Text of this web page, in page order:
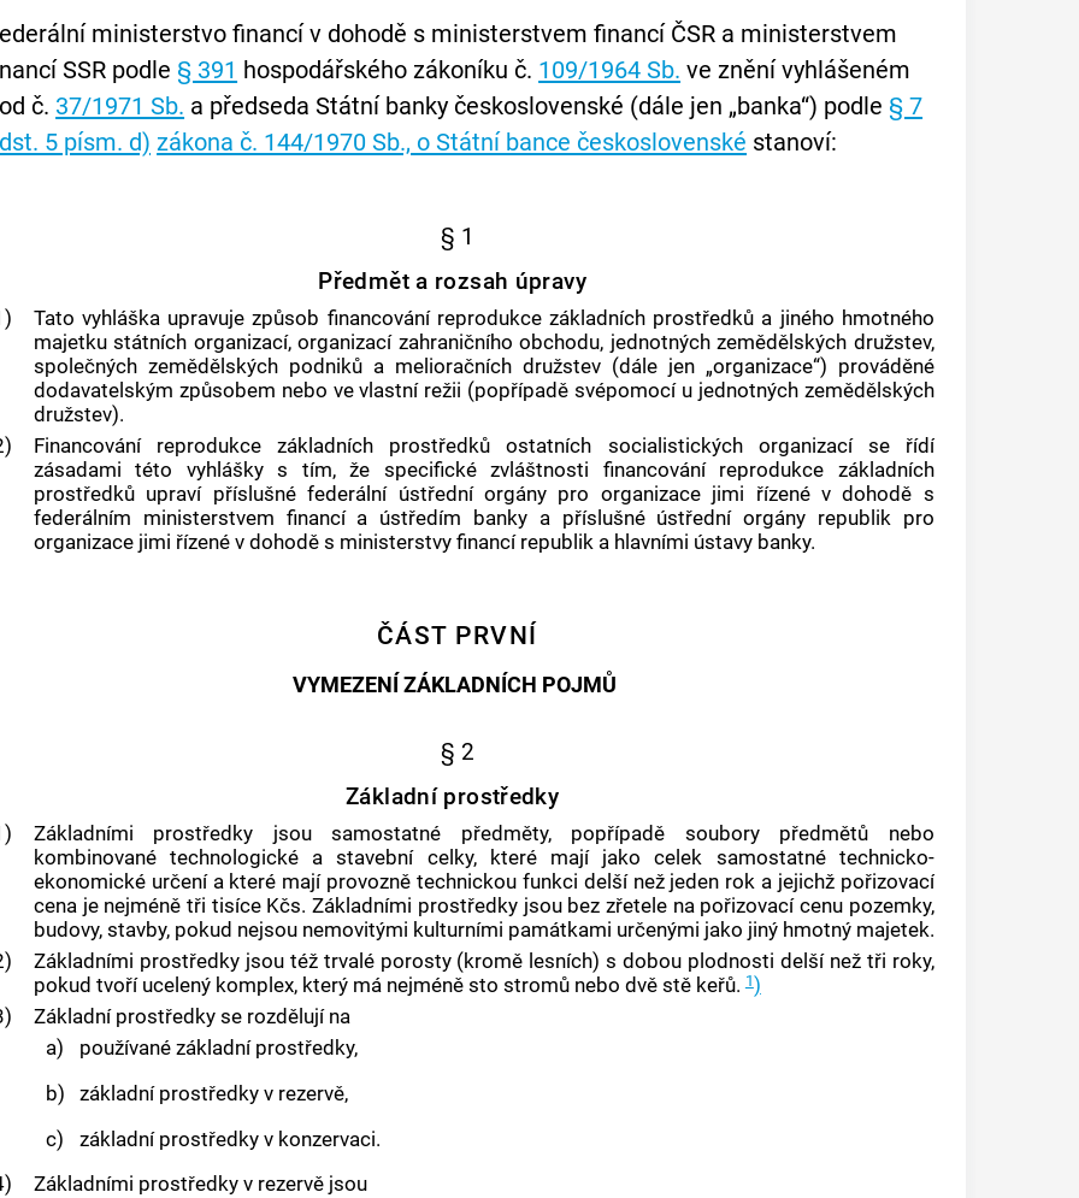
ministerstvo financí v dohodě s ministerstvem financí ČSR a ministerstvem
SSR podle § 391 hospodářského zákoníku č. 109/1964 Sb. ve znění vyhlášeném
č. 37/1971 Sb. a předseda Státní banky československé (dále jen „banka“) podle § 7
5 písm. d) zákona č. 144/1970 Sb., o Státní bance československé stanoví:
§ 1
Předmět a rozsah úpravy
Tato vyhláška upravuje způsob financování reprodukce základních prostředků a jiného hmotného
majetkustátních organizací, organizací zahraničního obchodu, jednotných zemědělských družstev,
společných zemědělských podniků a melioračních družstev (dále jen „organizace“) prováděné
dodavatelským způsobem nebo ve vlastní režii (popřípadě svépomocí u jednotných zemědělských
družstev).
Financování reprodukce základních prostředků ostatních socialistických organizací se řídí
zásadami této vyhlášky s tím, že specifické zvláštnosti financování reprodukce základních
prostředků upraví příslušné federální ústřední orgány pro organizace jimi řízené v dohodě s
federálním ministerstvem financí a ústředím banky a příslušné ústřední orgány republik pro
organizace jimi řízené v dohodě s ministerstvy financí republik a hlavními ústavy banky.
ČÁST PRVNÍ
VYMEZENÍ ZÁKLADNÍCH POJMŮ
§ 2
Základní prostředky
Základními prostředky jsou samostatné předměty, popřípadě soubory předmětů nebo
kombinované technologické a stavební celky, které mají jako celek samostatné technicko-
ekonomické určení a které mají provozně technickou funkci delší než jeden rok a jejichž pořizovací
cena je nejméně tři tisíce Kčs. Základními prostředky jsou bez zřetele na pořizovací cenu pozemky,
budovy, stavby, pokud nejsou nemovitými kulturními památkami určenými jako jiný hmotný majetek.
Základními prostředky jsou též trvalé porosty (kromě lesních) s dobou plodnosti delší než tři roky,
pokud tvoří ucelený komplex, který má nejméně sto stromů nebo dvě stě keřů.1)
Základní prostředky se rozdělují na
a)
používané základní prostředky,
b)
základní prostředky v rezervě,
c)
základní prostředky v konzervaci.
Základními prostředky v rezervě jsou